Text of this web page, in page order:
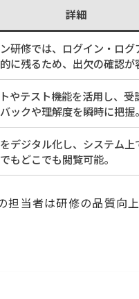
詳細
研修では、ログイン・ログ
に残るため、出欠の確認が
やテスト機能を活用し、受
ックや理解度を瞬時に把握。
デジタル化し、システム上
もどこでも閲覧可能。
当者は研修の品質向